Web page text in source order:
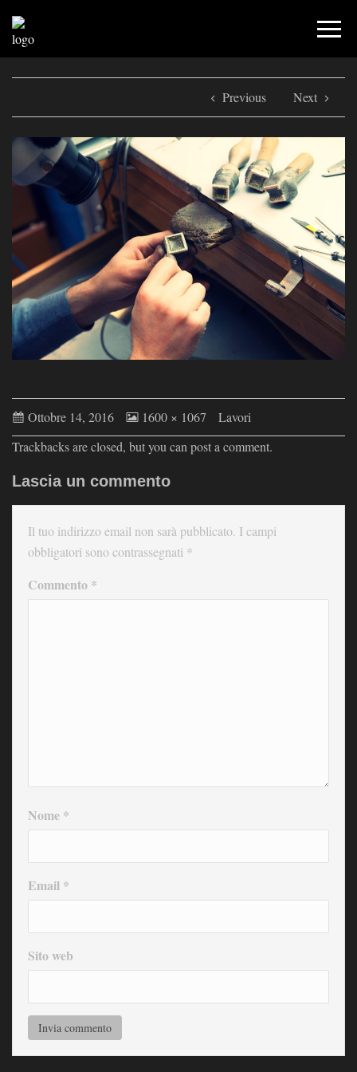
Previous Next
Ottobre 14, 2016 1600 × 1067
Lavori
Trackbacks are closed, but you can post a comment.
Lascia un commento
Il tuo indirizzo email non sarà pubblicato. I campi
obbligatori sono contrassegnati *
Commento *
Nome *
Email *
Sito web